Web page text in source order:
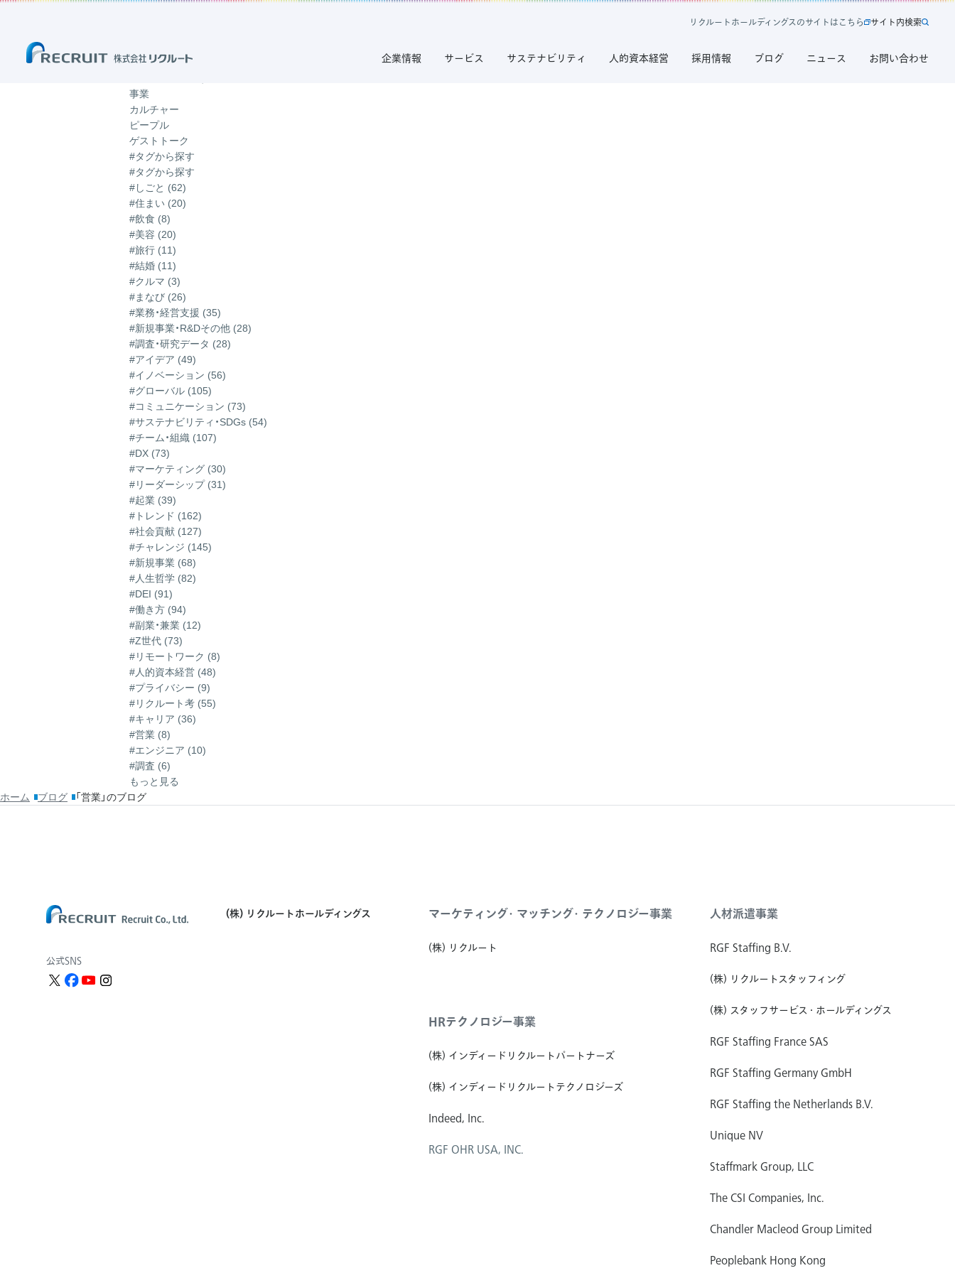
新
タ
リ クルー トホールディ ングスのサイ トはこち ら サ
ト
サイ ト内検索
企業情報 サービス サステナビリティ 人的資本経営 採用情報 ブログ ニュース お問い合わせ
記事一覧
事業
カルチャー
ピープル
ゲストトーク
#タグから探す
#タグから探す
#しごと (62)
#住まい (20)
#飲食 (8)
#美容 (20)
#旅行 (11)
#結婚 (11)
#クルマ (3)
#まなび (26)
#業務・経営支援 (35)
#新規事業・R&Dその他 (28)
#調査・研究データ (28)
#アイデア (49)
#イノベーション (56)
#グローバル (105)
#コミュニケーション (73)
#サステナビリティ・SDGs (54)
#チーム・組織 (107)
#DX (73)
#マーケティング (30)
#リーダーシップ (31)
#起業 (39)
#トレンド (162)
#社会貢献 (127)
#チャレンジ (145)
#新規事業 (68)
#人生哲学 (82)
#DEI (91)
#働き方 (94)
#副業・兼業 (12)
#Z世代 (73)
#リモートワーク (8)
#人的資本経営 (48)
#プライバシー (9)
#リクルート考 (55)
#キャリア (36)
#営業 (8)
#エンジニア (10)
#調査 (6)
もっと見る
ホーム
ブログ 「営業」のブログ
公式SNS
(株) リクルートホールディングス マーケティング・マッチング・テクノロジー事業
(株) リクルート
HRテクノロジー事業
(株) インディードリクルートパートナーズ
(株) インディードリクルートテクノロジーズ
Indeed, Inc.
RGF OHR USA, INC.
人材派遣事業
RGF Staffing B.V.
(株) リクルートスタッフィング
(株) スタッフサービス・ホールディングス
RGF Staffing France SAS
RGF Staffing Germany GmbH
RGF Staffing the Netherlands B.V.
Unique NV
Staffmark Group, LLC
The CSI Companies, Inc.
Chandler Macleod Group Limited
Peoplebank Hong Kong